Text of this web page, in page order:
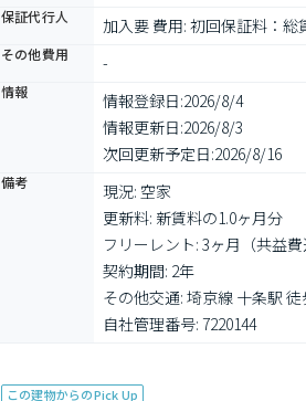
保証代行人 加入要 費用: 初回保証料：
その他費用 -
情報 情報登録日:2026/8/4
情報更新日:2026/8/3
次回更新予定日:2026/8/16
備考
現況: 空家
更新料: 新賃料の1.0ヶ月分
フリーレント: 3ヶ月（共益費
契約期間: 2年
その他交通: 埼京線 十条駅 徒
自社管理番号: 7220144
この建物からのPick Up